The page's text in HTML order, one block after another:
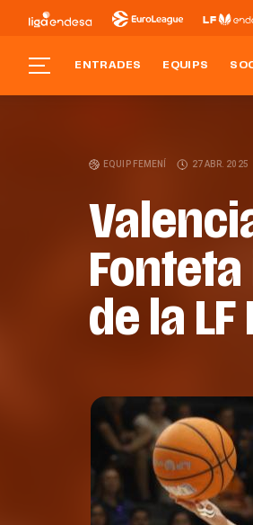
ENTRADES EQUIPS
EQUIP FEMENÍ 27 ABR. 2025
de la